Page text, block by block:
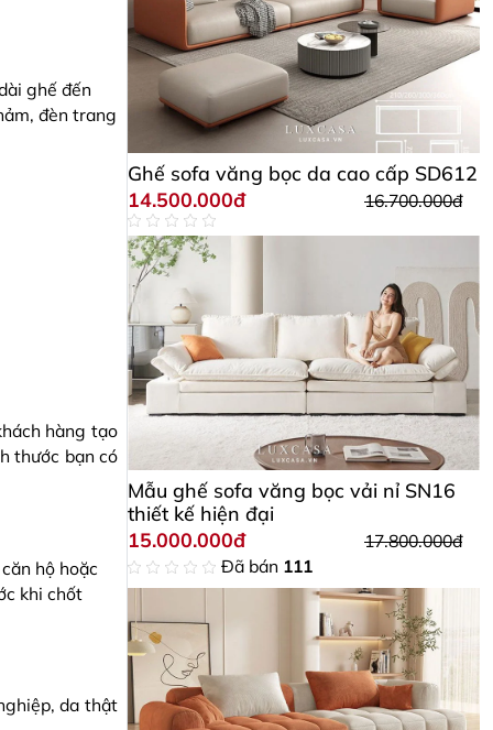
ghế đến
đèn trang
hàng tạo
thước bạn có
hộ hoặc
khi chốt
da thật
Ghế sofa văng bọc da cao cấp SD612
14.500.000đ
16.700.000đ
Mẫu ghế sofa văng bọc vải nỉ SN16
thiết kế hiện đại
15.000.000đ
17.800.000đ
Đã bán 111